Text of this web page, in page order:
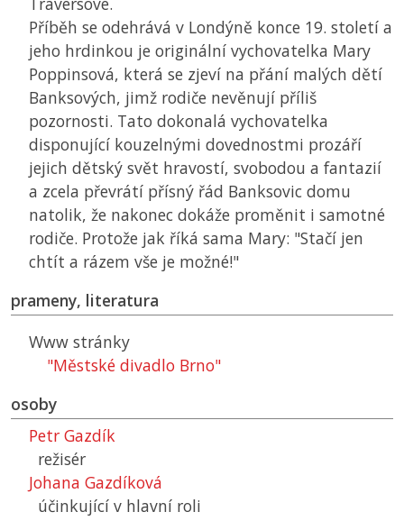
Příběh se odehrává v Londýně konce 19. století a
jeho hrdinkou je originální vychovatelka Mary
Poppinsová, která se zjeví na přání malých dětí
Banksových, jimž rodiče nevěnují příliš
pozornosti. Tato dokonalá vychovatelka
disponující kouzelnými dovednostmi prozáří
jejich dětský svět hravostí, svobodou a fantazií
a zcela převrátí přísný řád Banksovic domu
natolik, že nakonec dokáže proměnit i samotné
rodiče. Protože jak říká sama Mary: "Stačí jen
chtít a rázem vše je možné!"
prameny, literatura
Www stránky
"Městské divadlo Brno"
osoby
Petr Gazdík
režisér
Johana Gazdíková
účinkující v hlavní roli